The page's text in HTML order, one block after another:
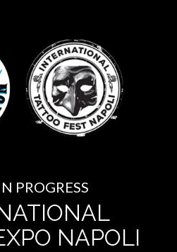
PROGRESS
NAPOLI